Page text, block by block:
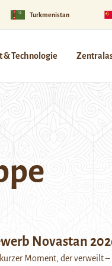
Turkmenistan
& Technologie
Novastan
Moment, der verweilt